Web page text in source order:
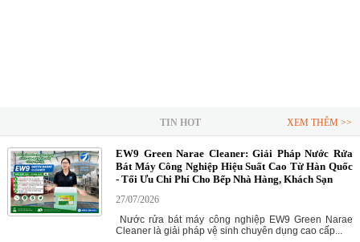
TIN HOT XEM THÊM >>
EW9 Green Narae Cleaner: Giải Pháp Nước Rửa
Bát Máy Công Nghiệp Hiệu Suất Cao Từ Hàn Quốc
- Tối Ưu Chi Phí Cho Bếp Nhà Hàng, Khách Sạn
27/07/2026
Nước rửa bát máy công nghiệp EW9 Green Narae
Cleaner là giải pháp vệ sinh chuyên dụng cao cấp...